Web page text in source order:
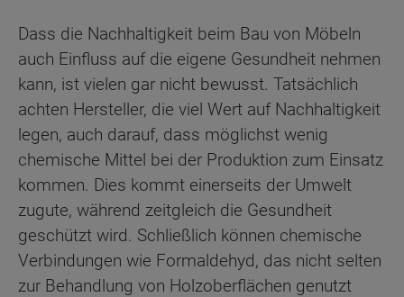
Dass die Nachhaltigkeit beim Bau von Möbeln
auch Einfluss auf die eigene Gesundheit nehmen
kann, ist vielen gar nicht bewusst. Tatsächlich
achten Hersteller, die viel Wert auf Nachhaltigkeit
legen, auch darauf, dass möglichst wenig
chemische Mittel bei der Produktion zum Einsatz
kommen. Dies kommt einerseits der Umwelt
zugute, während zeitgleich die Gesundheit
geschützt wird. Schließlich können chemische
Verbindungen wie Formaldehyd, das nicht selten
zur Behandlung von Holzoberflächen genutzt